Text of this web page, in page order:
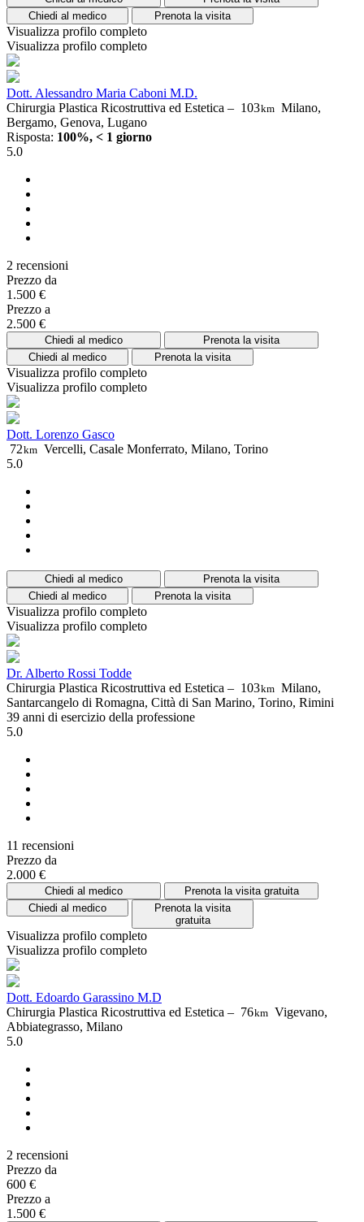
Chiedi al medico
Prenota la visita
Visualizza profilo completo
Visualizza profilo completo
Dott. Alessandro Maria Caboni M.D.
Chirurgia Plastica Ricostruttiva ed Estetica – 103km Milano,
Bergamo, Genova, Lugano
Risposta: 100%, < 1 giorno
5.0
2 recensioni
Prezzo da
1.500 €
Prezzo a
2.500 €
Chiedi al medico
Prenota la visita
Chiedi al medico
Prenota la visita
Visualizza profilo completo
Visualizza profilo completo
Dott. Lorenzo Gasco
72km Vercelli, Casale Monferrato, Milano, Torino
5.0
Chiedi al medico
Prenota la visita
Chiedi al medico
Prenota la visita
Visualizza profilo completo
Visualizza profilo completo
Dr. Alberto Rossi Todde
Chirurgia Plastica Ricostruttiva ed Estetica – 103km Milano,
Santarcangelo di Romagna, Città di San Marino, Torino, Rimini
39 anni di esercizio della professione
5.0
11 recensioni
Prezzo da
2.000 €
Chiedi al medico
Prenota la visita gratuita
Chiedi al medico
Prenota la visita
gratuita
Visualizza profilo completo
Visualizza profilo completo
Dott. Edoardo Garassino M.D
Chirurgia Plastica Ricostruttiva ed Estetica – 76km Vigevano,
Abbiategrasso, Milano
5.0
2 recensioni
Prezzo da
600 €
Prezzo a
1.500 €